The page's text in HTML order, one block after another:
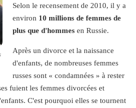
Selon le recensement de 2010, il y a
environ 10 millions de femmes de
plus que d'hommes en Russie.
Après un divorce et la naissance
d'enfants, de nombreuses femmes
russes sont « condamnées » à rester
fuient les femmes divorcées et
C'est pourquoi elles se tournent